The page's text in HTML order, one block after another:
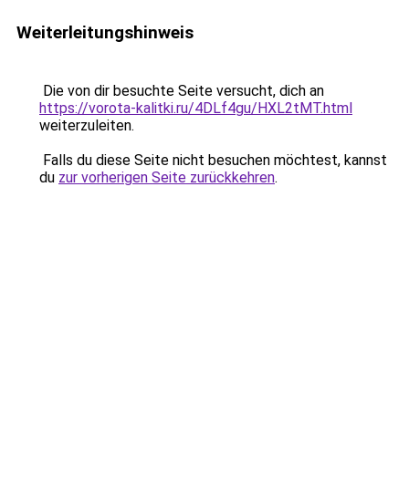
Weiterleitungshinweis
Die von dir besuchte Seite versucht, dich an
https://vorota-kalitki.ru/4DLf4gu/HXL2tMT.html
weiterzuleiten.
Falls du diese Seite nicht besuchen möchtest, kannst
du zur vorherigen Seite zurückkehren.